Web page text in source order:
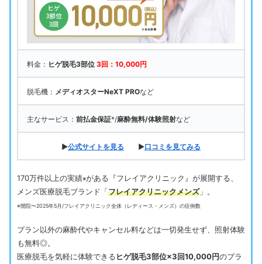
料金： ヒゲ脱毛3部位 3回：10,000円
脱毛機： メディオスターNeXT PROなど
主なサービス： 前払金保証*/麻酔無料/体験照射など
▶公式サイトを見る ▶口コミを見てみる
170万件以上の実績※がある『フレイアクリニック』が展開する、
メンズ医療脱毛ブランド「フレイアクリニックメンズ」。
※開院〜2025年5月/フレイアクリニック全体（レディース・メンズ）の症例数
プラン以外の麻酔代やキャンセル料などは一切発生せず、照射体験
も無料◎。
医療脱毛を気軽に体験できるヒゲ脱毛3部位×3回10,000円のプラ